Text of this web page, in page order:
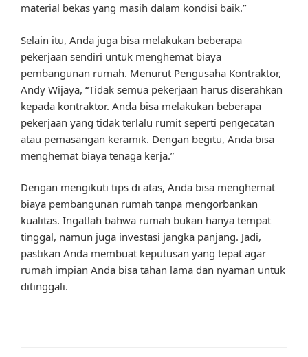
material bekas yang masih dalam kondisi baik.”
Selain itu, Anda juga bisa melakukan beberapa
pekerjaan sendiri untuk menghemat biaya
pembangunan rumah. Menurut Pengusaha Kontraktor,
Andy Wijaya, “Tidak semua pekerjaan harus diserahkan
kepada kontraktor. Anda bisa melakukan beberapa
pekerjaan yang tidak terlalu rumit seperti pengecatan
atau pemasangan keramik. Dengan begitu, Anda bisa
menghemat biaya tenaga kerja.”
Dengan mengikuti tips di atas, Anda bisa menghemat
biaya pembangunan rumah tanpa mengorbankan
kualitas. Ingatlah bahwa rumah bukan hanya tempat
tinggal, namun juga investasi jangka panjang. Jadi,
pastikan Anda membuat keputusan yang tepat agar
rumah impian Anda bisa tahan lama dan nyaman untuk
ditinggali.